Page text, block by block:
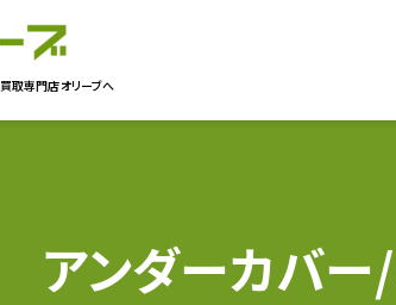
買取専門店オリーブへ
アンダーカバ